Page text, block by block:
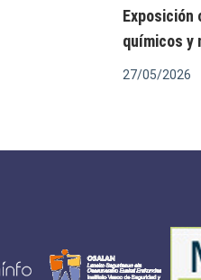
Exposición
químicos y
27/05/2026